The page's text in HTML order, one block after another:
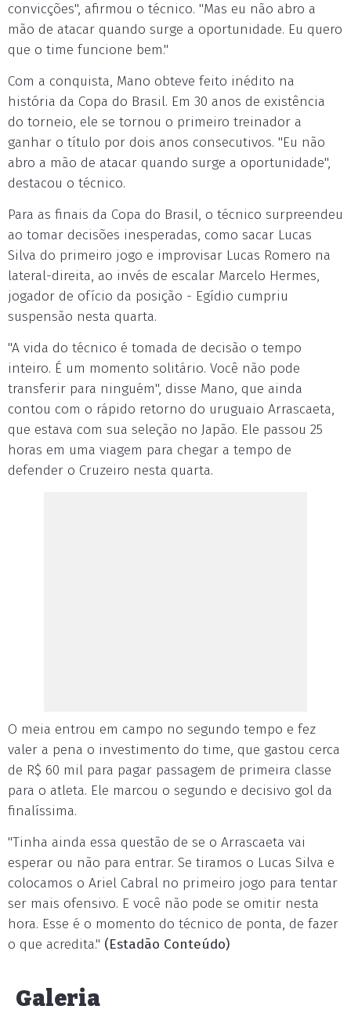
convicções", afirmou o técnico. "Mas eu não abro a
mão de atacar quando surge a oportunidade. Eu quero
que o time funcione bem."
Com a conquista, Mano obteve feito inédito na
história da Copa do Brasil. Em 30 anos de existência
do torneio, ele se tornou o primeiro treinador a
ganhar o título por dois anos consecutivos. "Eu não
abro a mão de atacar quando surge a oportunidade",
destacou o técnico.
Para as finais da Copa do Brasil, o técnico surpreendeu
ao tomar decisões inesperadas, como sacar Lucas
Silva do primeiro jogo e improvisar Lucas Romero na
lateral-direita, ao invés de escalar Marcelo Hermes,
jogador de ofício da posição - Egídio cumpriu
suspensão nesta quarta.
"A vida do técnico é tomada de decisão o tempo
inteiro. É um momento solitário. Você não pode
transferir para ninguém", disse Mano, que ainda
contou com o rápido retorno do uruguaio Arrascaeta,
que estava com sua seleção no Japão. Ele passou 25
horas em uma viagem para chegar a tempo de
defender o Cruzeiro nesta quarta.
O meia entrou em campo no segundo tempo e fez
valer a pena o investimento do time, que gastou cerca
de R$ 60 mil para pagar passagem de primeira classe
para o atleta. Ele marcou o segundo e decisivo gol da
finalíssima.
"Tinha ainda essa questão de se o Arrascaeta vai
esperar ou não para entrar. Se tiramos o Lucas Silva e
colocamos o Ariel Cabral no primeiro jogo para tentar
ser mais ofensivo. E você não pode se omitir nesta
hora. Esse é o momento do técnico de ponta, de fazer
o que acredita." (Estadão Conteúdo)
Galeria